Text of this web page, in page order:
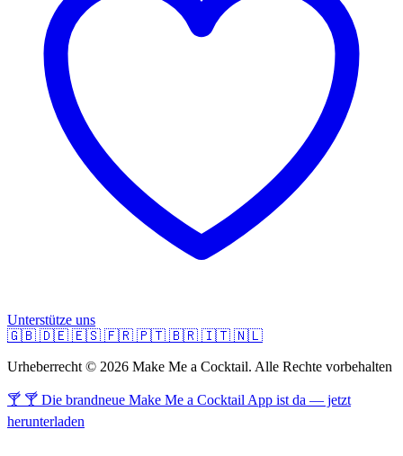
Unterstütze uns
🇬🇧 🇩🇪 🇪🇸 🇫🇷 🇵🇹 🇧🇷 🇮🇹 🇳🇱
Urheberrecht © 2026 Make Me a Cocktail. Alle Rechte vorbehalten
🍸 🍸 Die brandneue Make Me a Cocktail App ist da — jetzt
herunterladen